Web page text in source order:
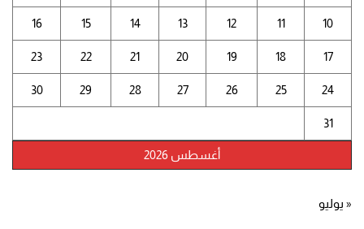
أغسطس 2026
10
11
12
13
14
15
16
17
18
19
20
21
22
23
24
25
26
27
28
29
30
31
« يوليو